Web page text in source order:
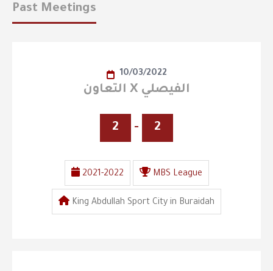
Past Meetings
10/03/2022
التعاون X الفيصلي
2 - 2
2021-2022 MBS League
King Abdullah Sport City in Buraidah